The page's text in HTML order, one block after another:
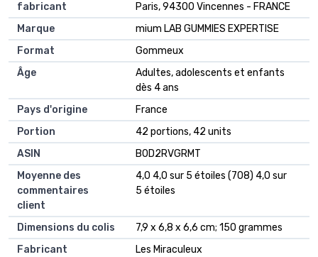
fabricant
Paris, 94300 Vincennes - FRANCE
Marque
‎mium LAB GUMMIES EXPERTISE
Format
‎Gommeux
Âge
‎Adultes, adolescents et enfants
dès 4 ans
Pays d'origine
‎France
Portion
‎42 portions, 42 units
ASIN
B0D2RVGRMT
Moyenne des
commentaires
client
4,0 4,0 sur 5 étoiles (708) 4,0 sur
5 étoiles
Dimensions du colis
7,9 x 6,8 x 6,6 cm; 150 grammes
Fabricant
Les Miraculeux